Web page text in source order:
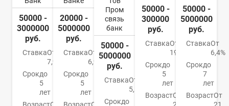
50000 -
3000000
руб.
СтавкаОт
7,9%
Срокдо
5
лет
20000 -
5000000
руб.
СтавкаОт
6,9%
Срокдо
5
лет
Пром
связь
банк
50000 -
5000000
руб.
СтавкаОт
5,5%
Срокдо
50000 -
300000
руб.
СтавкаОт
19,8%
Срокдо
5
лет
ВозрастОт
50000 -
5000000
руб.
СтавкаОт
6,4%
Срокдо
7
лет
ВозрастОт